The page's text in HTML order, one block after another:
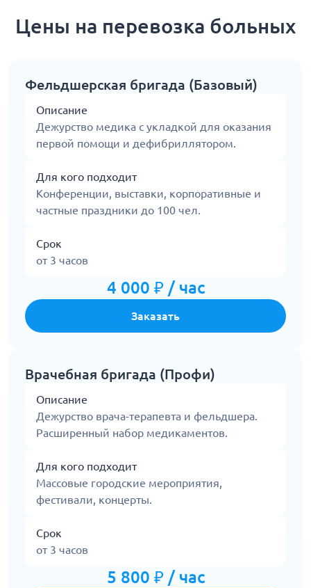
Цены на перевозка больных
Фельдшерская бригада (Базовый)
Описание
Дежурство медика с укладкой для оказания
первой помощи и дефибриллятором.
Для кого подходит
Конференции, выставки, корпоративные и
частные праздники до 100 чел.
Срок
от 3 часов
4 000 ₽ / час
Заказать
Врачебная бригада (Профи)
Описание
Дежурство врача-терапевта и фельдшера.
Расширенный набор медикаментов.
Для кого подходит
Массовые городские мероприятия,
фестивали, концерты.
Срок
от 3 часов
5 800 ₽ / час